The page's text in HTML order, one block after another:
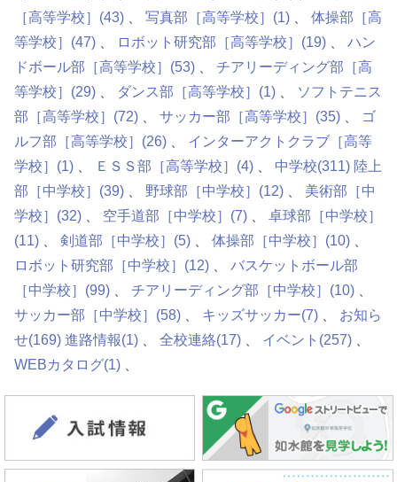
［高等学校］ (43) 写真部［高等学校］ (1)
体操部［高
等学校］ (47) ロボット研究部［高等学校］ (19)
ハン
ドボール部［高等学校］ (53)
チアリーディング部［高
等学校］ (29) ダンス部［高等学校］ (1)
ソフトテニス
部［高等学校］ (72) サッカー部［高等学校］ (35)
ゴ
ルフ部［高等学校］ (26)
インターアクトクラブ［高等
学校］ (1) ＥＳＳ部［高等学校］ (4) 中学校(311) 陸上
部［中学校］ (39) 野球部［中学校］ (12)
美術部［中
学校］ (32) 空手道部［中学校］ (7)
卓球部［中学校］
(11)
剣道部［中学校］ (5) 体操部［中学校］ (10)
ロボット研究部［中学校］ (12)
バスケットボール部
［中学校］ (99) チアリーディング部［中学校］ (10)
サッカー部［中学校］ (58) キッズサッカー(7)
お知ら
せ(169) 進路情報(1) 全校連絡(17) イベント (257)
WEBカタログ(1)